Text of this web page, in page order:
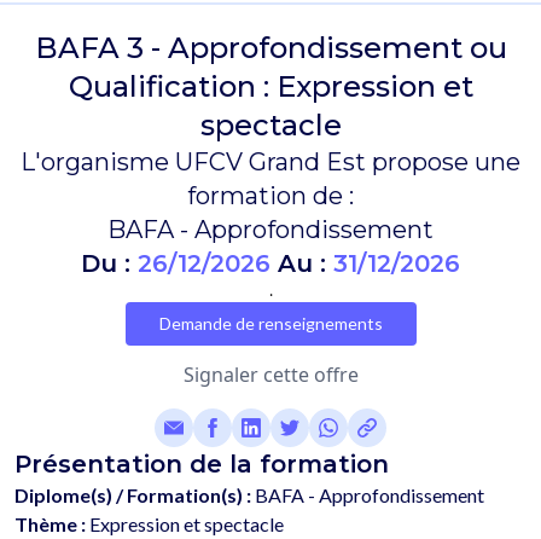
BAFA 3 - Approfondissement ou
Qualification : Expression et
spectacle
L'organisme UFCV Grand Est propose une
formation de :
BAFA - Approfondissement
Du : 26/12/2026 Au : 31/12/2026
.
Demande de renseignements
Signaler cette offre
Présentation de la formation
Diplome(s) / Formation(s) : BAFA - Approfondissement
Thème : Expression et spectacle